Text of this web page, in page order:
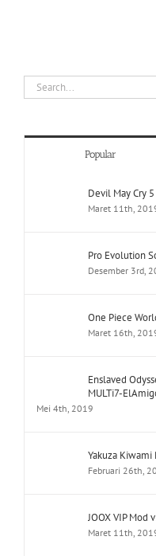
Search
for:
Popular
Devil May Cry
Maret 11th,
Pro Evolution
Desember 3rd,
One Piece
Maret 16th,
Enslaved
MULTi7-
Mei 4th, 2019
Yakuza Kiwami
Februari 26th,
JOOX VIP Mod
Maret 11th,